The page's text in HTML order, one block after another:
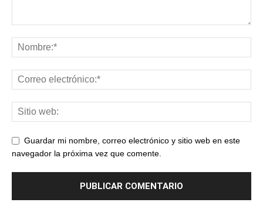
Guardar mi nombre, correo electrónico y sitio web en este
navegador la próxima vez que comente.